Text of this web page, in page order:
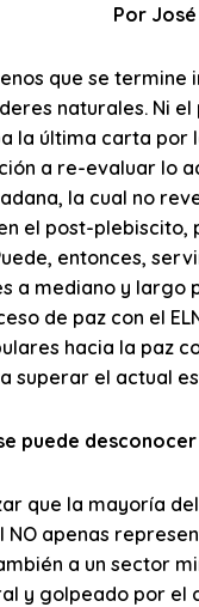
Por
que se
naturales. Ni
la última carta por
a re-evaluar lo
la cual no
el post-
entonces,
a mediano y largo
de paz con el
hacia la paz
superar el actual
puede desconocer
que la mayoría
apenas
a un sector
y golpeado por el